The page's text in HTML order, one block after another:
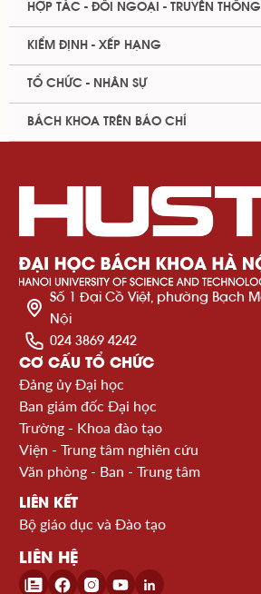
HỢP TÁC - ĐỐI NGOẠI - TRUYỀN THÔNG
KIỂM ĐỊNH - XẾP HẠNG
TỔ CHỨC - NHÂN SỰ
BÁCH KHOA TRÊN BÁO CHÍ
Số 1 Đại Cồ Việt, phường Bạch
Nội
024 3869 4242
CƠ CẤU TỔ CHỨC
Đảng ủy Đại học
Ban giám đốc Đại học
Trường - Khoa đào tạo
Viện - Trung tâm nghiên cứu
Văn phòng - Ban - Trung tâm
LIÊN KẾT
Bộ giáo dục và Đào tạo
LIÊN HỆ